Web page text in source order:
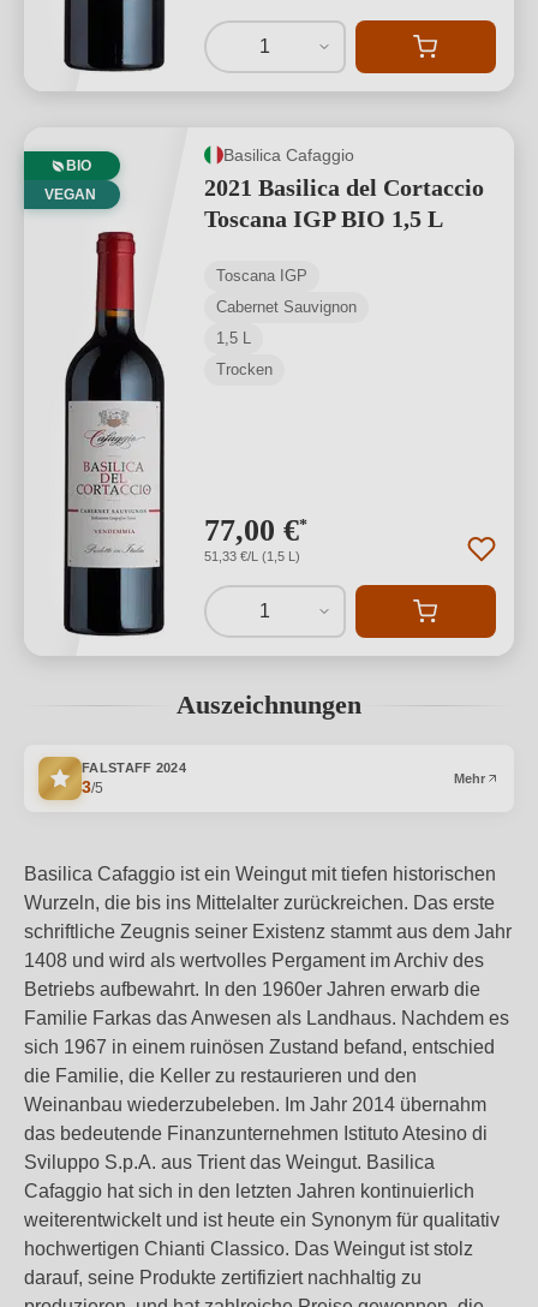
1
BIO
VEGAN
Basilica Cafaggio
2021 Basilica del Cortaccio
Toscana IGP BIO 1,5 L
Toscana IGP
Cabernet Sauvignon
1,5 L
Trocken
77,00 €*
51,33 €/L (1,5 L)
1
Auszeichnungen
FALSTAFF 2024
3/5
Mehr
Basilica Cafaggio ist ein Weingut mit tiefen historischen
Wurzeln, die bis ins Mittelalter zurückreichen. Das erste
schriftliche Zeugnis seiner Existenz stammt aus dem Jahr
1408 und wird als wertvolles Pergament im Archiv des
Betriebs aufbewahrt. In den 1960er Jahren erwarb die
Familie Farkas das Anwesen als Landhaus. Nachdem es
sich 1967 in einem ruinösen Zustand befand, entschied
die Familie, die Keller zu restaurieren und den
Weinanbau wiederzubeleben. Im Jahr 2014 übernahm
das bedeutende Finanzunternehmen Istituto Atesino di
Sviluppo S.p.A. aus Trient das Weingut. Basilica
Cafaggio hat sich in den letzten Jahren kontinuierlich
weiterentwickelt und ist heute ein Synonym für qualitativ
hochwertigen Chianti Classico. Das Weingut ist stolz
darauf, seine Produkte zertifiziert nachhaltig zu